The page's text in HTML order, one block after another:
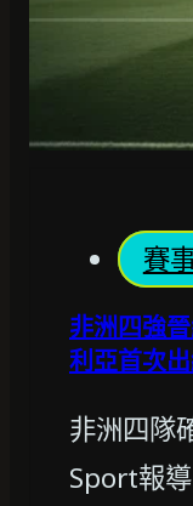
賽
非洲四強
利亞首次
非洲四隊
Sport報